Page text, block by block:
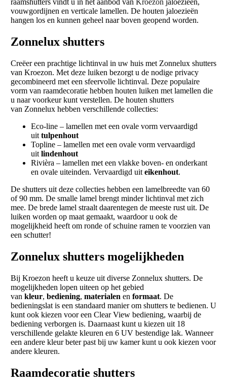
raamshutters vindt u in het aanbod van Kroezon jaloezieën,
vouwgordijnen en verticale lamellen. De houten jaloezieën
hangen los en kunnen geheel naar boven geopend worden.
Zonnelux shutters
Creëer een prachtige lichtinval in uw huis met Zonnelux shutters
van Kroezon. Met deze luiken bezorgt u de nodige privacy
gecombineerd met een sfeervolle lichtinval. Deze populaire
vorm van raamdecoratie hebben houten luiken met lamellen die
u naar voorkeur kunt verstellen. De houten shutters
van Zonnelux hebben verschillende collecties:
Eco-line – lamellen met een ovale vorm vervaardigd
uit tulpenhout
Topline – lamellen met een ovale vorm vervaardigd
uit lindenhout
Rivièra – lamellen met een vlakke boven- en onderkant
en ovale uiteinden. Vervaardigd uit eikenhout.
De shutters uit deze collecties hebben een lamelbreedte van 60
of 90 mm. De smalle lamel brengt minder lichtinval met zich
mee. De brede lamel straalt daarentegen de meeste rust uit. De
luiken worden op maat gemaakt, waardoor u ook de
mogelijkheid heeft om ronde of schuine ramen te voorzien van
een schutter!
Zonnelux shutters mogelijkheden
Bij Kroezon heeft u keuze uit diverse Zonnelux shutters. De
mogelijkheden lopen uiteen op het gebied
van kleur, bediening, materialen en formaat. De
bedieningslat is een standaard manier om shutters te bedienen. U
kunt ook kiezen voor een Clear View bediening, waarbij de
bediening verborgen is. Daarnaast kunt u kiezen uit 18
verschillende gelakte kleuren en 6 UV bestendige lak. Wanneer
een andere kleur beter past bij uw kamer kunt u ook kiezen voor
andere kleuren.
Raamdecoratie shutters